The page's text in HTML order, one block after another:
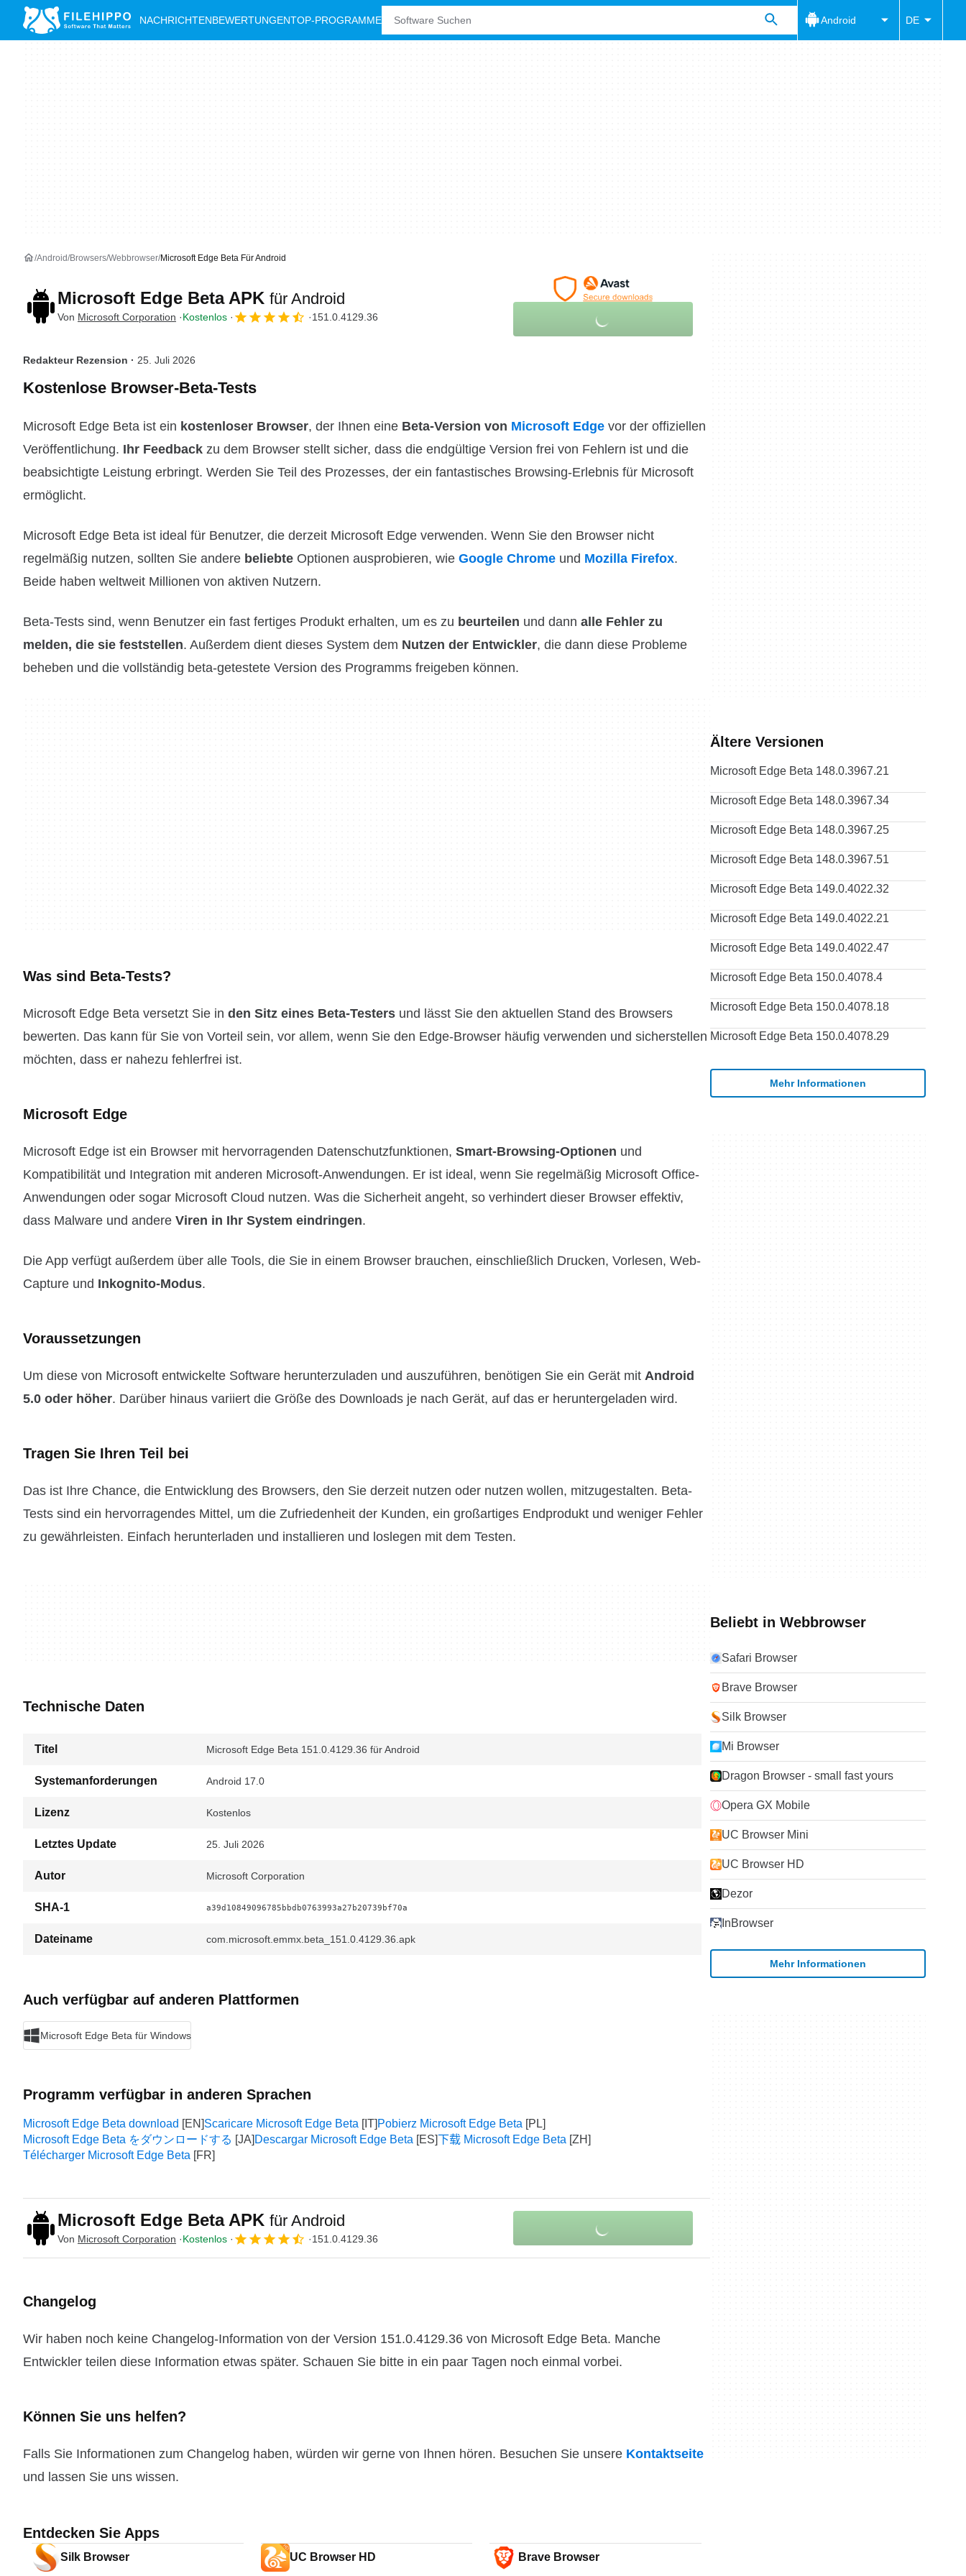
NACHRICHTENBEWERTUNGENTOP-PROGRAMME Android DE
Android Browsers Webbrowser Microsoft Edge Beta Für Android
Microsoft Edge Beta APK für Android
Von Microsoft Corporation Kostenlos 151.0.4129.36
Redakteur Rezension · 25. Juli 2026
Kostenlose Browser-Beta-Tests
Microsoft Edge Beta ist ein kostenloser Browser, der Ihnen eine Beta-Version von Microsoft Edge vor der offiziellen
Veröffentlichung. Ihr Feedback zu dem Browser stellt sicher, dass die endgültige Version frei von Fehlern ist und die
beabsichtigte Leistung erbringt. Werden Sie Teil des Prozesses, der ein fantastisches Browsing-Erlebnis für Microsoft
ermöglicht.
Microsoft Edge Beta ist ideal für Benutzer, die derzeit Microsoft Edge verwenden. Wenn Sie den Browser nicht
regelmäßig nutzen, sollten Sie andere beliebte Optionen ausprobieren, wie Google Chrome und Mozilla Firefox.
Beide haben weltweit Millionen von aktiven Nutzern.
Beta-Tests sind, wenn Benutzer ein fast fertiges Produkt erhalten, um es zu beurteilen und dann alle Fehler zu
melden, die sie feststellen. Außerdem dient dieses System dem Nutzen der Entwickler, die dann diese Probleme
beheben und die vollständig beta-getestete Version des Programms freigeben können.
Was sind Beta-Tests?
Microsoft Edge Beta versetzt Sie in den Sitz eines Beta-Testers und lässt Sie den aktuellen Stand des Browsers
bewerten. Das kann für Sie von Vorteil sein, vor allem, wenn Sie den Edge-Browser häufig verwenden und sicherstellen
möchten, dass er nahezu fehlerfrei ist.
Microsoft Edge
Microsoft Edge ist ein Browser mit hervorragenden Datenschutzfunktionen, Smart-Browsing-Optionen und
Kompatibilität und Integration mit anderen Microsoft-Anwendungen. Er ist ideal, wenn Sie regelmäßig Microsoft Office-
Anwendungen oder sogar Microsoft Cloud nutzen. Was die Sicherheit angeht, so verhindert dieser Browser effektiv,
dass Malware und andere Viren in Ihr System eindringen.
Die App verfügt außerdem über alle Tools, die Sie in einem Browser brauchen, einschließlich Drucken, Vorlesen, Web-
Capture und Inkognito-Modus.
Voraussetzungen
Um diese von Microsoft entwickelte Software herunterzuladen und auszuführen, benötigen Sie ein Gerät mit Android
5.0 oder höher. Darüber hinaus variiert die Größe des Downloads je nach Gerät, auf das er heruntergeladen wird.
Tragen Sie Ihren Teil bei
Das ist Ihre Chance, die Entwicklung des Browsers, den Sie derzeit nutzen oder nutzen wollen, mitzugestalten. Beta-
Tests sind ein hervorragendes Mittel, um die Zufriedenheit der Kunden, ein großartiges Endprodukt und weniger Fehler
zu gewährleisten. Einfach herunterladen und installieren und loslegen mit dem Testen.
Technische Daten
Titel Microsoft Edge Beta 151.0.4129.36 für Android
Systemanforderungen Android 17.0
Lizenz Kostenlos
Letztes Update 25. Juli 2026
Autor Microsoft Corporation
SHA-1 a39d10849096785bbdb0763993a27b20739bf70a
Dateiname com.microsoft.emmx.beta_151.0.4129.36.apk
Auch verfügbar auf anderen Plattformen
Microsoft Edge Beta für Windows
Programm verfügbar in anderen Sprachen
Microsoft Edge Beta download Scaricare Microsoft Edge Beta
Pobierz Microsoft Edge Beta
Microsoft Edge Beta をダウンロードする
Descargar Microsoft Edge Beta
下载 Microsoft Edge Beta
Télécharger Microsoft Edge Beta
Microsoft Edge Beta APK für Android
Von Microsoft Corporation Kostenlos 151.0.4129.36
Changelog
Wir haben noch keine Changelog-Information von der Version 151.0.4129.36 von Microsoft Edge Beta. Manche
Entwickler teilen diese Information etwas später. Schauen Sie bitte in ein paar Tagen noch einmal vorbei.
Können Sie uns helfen?
Falls Sie Informationen zum Changelog haben, würden wir gerne von Ihnen hören. Besuchen Sie unsere Kontaktseite
und lassen Sie uns wissen.
Entdecken Sie Apps
Silk Browser UC Browser HD Brave Browser
Ältere Versionen
Microsoft Edge Beta 148.0.3967.21
Microsoft Edge Beta 148.0.3967.34
Microsoft Edge Beta 148.0.3967.25
Microsoft Edge Beta 148.0.3967.51
Microsoft Edge Beta 149.0.4022.32
Microsoft Edge Beta 149.0.4022.21
Microsoft Edge Beta 149.0.4022.47
Microsoft Edge Beta 150.0.4078.4
Microsoft Edge Beta 150.0.4078.18
Microsoft Edge Beta 150.0.4078.29
Mehr Informationen
Beliebt in Webbrowser
Safari Browser
Brave Browser
Silk Browser
Mi Browser
Dragon Browser - small fast yours
Opera GX Mobile
UC Browser Mini
UC Browser HD
Dezor
InBrowser
Mehr Informationen